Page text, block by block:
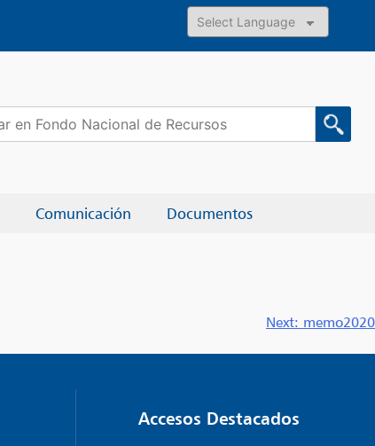
Powered by
Comunicación Documentos
Next: memo2020
Accesos Destacados